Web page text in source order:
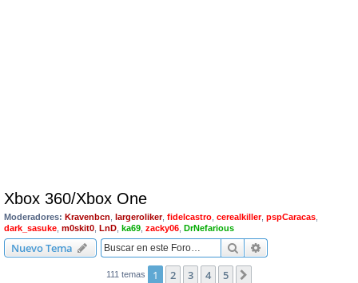
Xbox 360/Xbox One
Moderadores: Kravenbcn largeroliker, fidelcastro cerealkiller, pspCaracas
dark_sasuke m0skit0 LnD ka69 zacky06 DrNefarious
Nuevo Tema Buscar
111 temas 1 2 3 4 5